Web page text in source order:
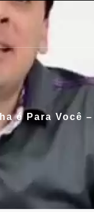
é Para Você –